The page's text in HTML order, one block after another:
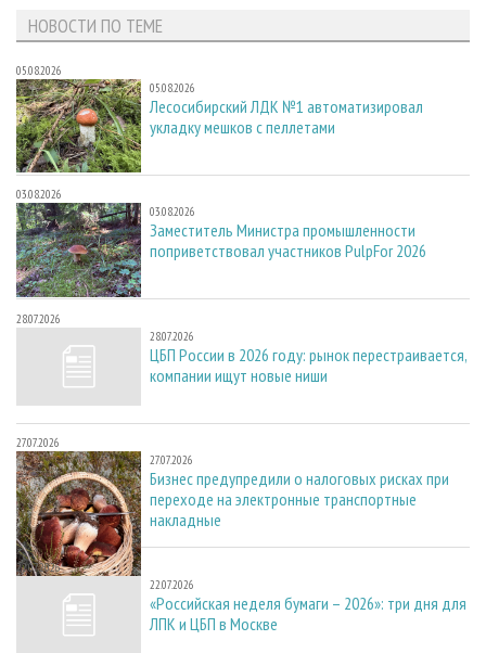
НОВОСТИ ПО ТЕМЕ
05.08.2026
05.08.2026
Лесосибирский ЛДК №1 автоматизировал
укладку мешков с пеллетами
03.08.2026
03.08.2026
Заместитель Министра промышленности
поприветствовал участников PulpFor 2026
28.07.2026
28.07.2026
ЦБП России в 2026 году: рынок перестраивается,
компании ищут новые ниши
27.07.2026
27.07.2026
Бизнес предупредили о налоговых рисках при
переходе на электронные транспортные
накладные
22.07.2026
22.07.2026
«Российская неделя бумаги – 2026»: три дня для
ЛПК и ЦБП в Москве